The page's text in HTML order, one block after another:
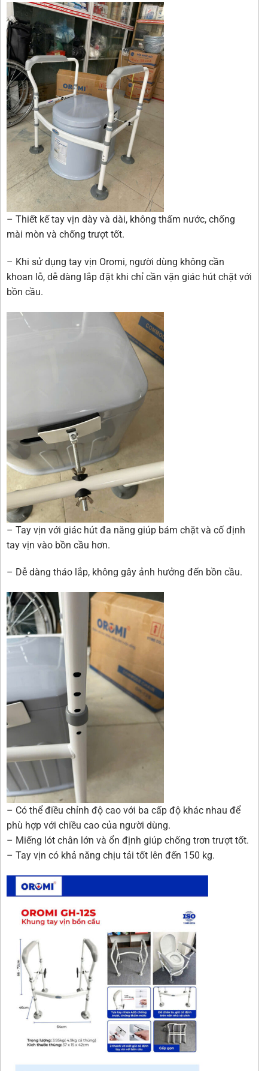
– Thiết kế tay vịn dày và dài, không thấm nước, chống
mài mòn và chống trượt tốt.
– Khi sử dụng tay vịn Oromi, người dùng không cần
khoan lỗ, dễ dàng lắp đặt khi chỉ cần vặn giác hút chặt với
bồn cầu.
– Tay vịn với giác hút đa năng giúp bám chặt và cố định
tay vịn vào bồn cầu hơn.
– Dễ dàng tháo lắp, không gây ảnh hưởng đến bồn cầu.
– Có thể điều chỉnh độ cao với ba cấp độ khác nhau để
phù hợp với chiều cao của người dùng.
– Miếng lót chân lớn và ổn định giúp chống trơn trượt tốt.
– Tay vịn có khả năng chịu tải tốt lên đến 150 kg.